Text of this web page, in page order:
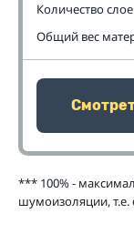
Количество
Общий вес
*** 100% -
шумоизоляции,